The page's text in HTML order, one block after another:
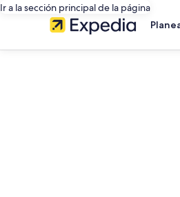
Ir a la sección principal de la página